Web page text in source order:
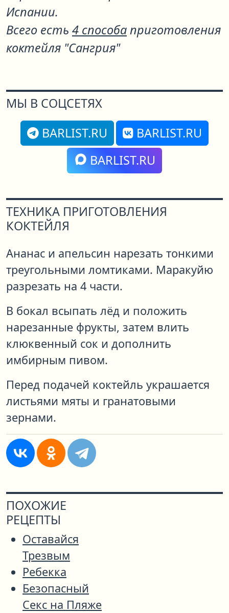
Испании.
Всего есть 4 способаприготовления
коктейля "Сангрия"
МЫ В СОЦСЕТЯХ
BARLIST.RU
BARLIST.RU
BARLIST.RU
ТЕХНИКА ПРИГОТОВЛЕНИЯ
КОКТЕЙЛЯ
Ананас и апельсин нарезать тонкими
треугольными ломтиками. Маракуйю
разрезать на 4 части.
В бокал всыпать лёд и положить
нарезанные фрукты, затем влить
клюквенный сок и дополнить
имбирным пивом.
Перед подачей коктейль украшается
листьями мяты и гранатовыми
зернами.
ПОХОЖИЕ
РЕЦЕПТЫ
Оставайся
Трезвым
Ребекка
Безопасный
Секс на Пляже